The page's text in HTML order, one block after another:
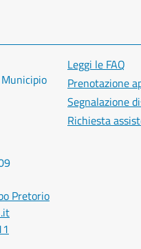
Municipio
Pretorio
Leggi le FAQ
Prenotazione
Segnalazione
Richiesta